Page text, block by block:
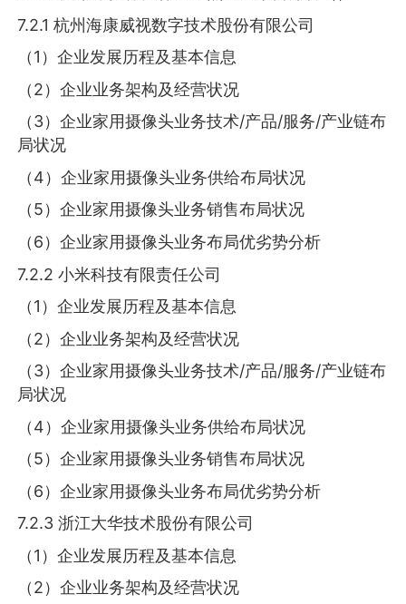
7.2.1 杭州海康威视数字技术股份有限公司
（1）企业发展历程及基本信息
（2）企业业务架构及经营状况
（3）企业家用摄像头业务技术/产品/服务/产业链布
局状况
（4）企业家用摄像头业务供给布局状况
（5）企业家用摄像头业务销售布局状况
（6）企业家用摄像头业务布局优劣势分析
7.2.2 小米科技有限责任公司
（1）企业发展历程及基本信息
（2）企业业务架构及经营状况
（3）企业家用摄像头业务技术/产品/服务/产业链布
局状况
（4）企业家用摄像头业务供给布局状况
（5）企业家用摄像头业务销售布局状况
（6）企业家用摄像头业务布局优劣势分析
7.2.3 浙江大华技术股份有限公司
（1）企业发展历程及基本信息
（2）企业业务架构及经营状况